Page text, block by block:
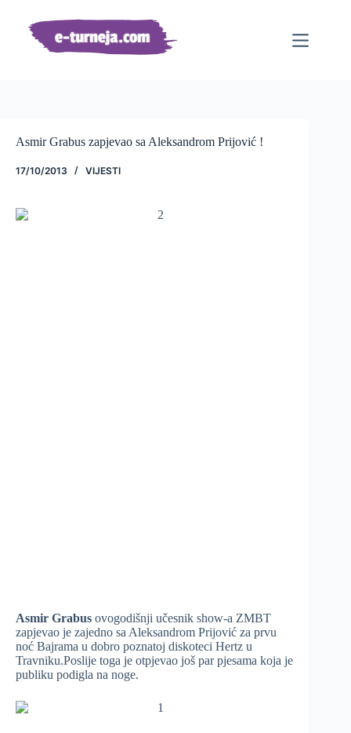
sadržaj
Asmir Grabus zapjevao sa Aleksandrom Prijović !
17/10/2013 VIJESTI
Asmir Grabus ovogodišnji učesnik show-a ZMBT
zapjevao je zajedno sa Aleksandrom Prijović za prvu
noć Bajrama u dobro poznatoj diskoteci Hertz u
Travniku.Poslije toga je otpjevao još par pjesama koja je
publiku podigla na noge.